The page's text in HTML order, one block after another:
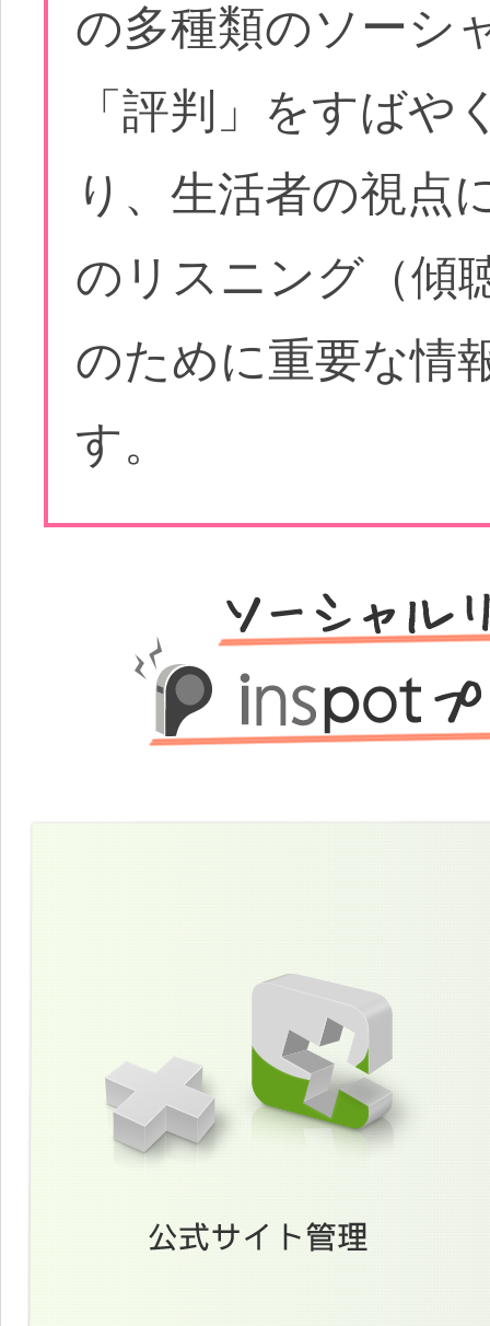
の多種類のソーシ
「評判」をすば
り、生活者の視点
のリスニング（傾
のために重要な情
す。